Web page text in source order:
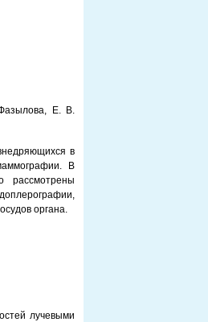
Е. В.
в
В
рассмотрены
органа.
лучевыми